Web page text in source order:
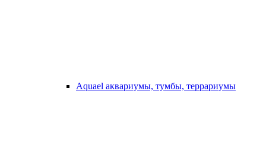
Aquael аквариумы, тумбы, террариумы